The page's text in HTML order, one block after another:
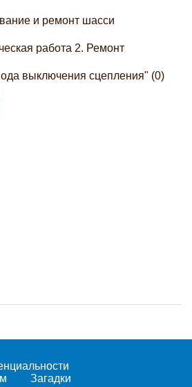
и ремонт шасси
работа 2. Ремонт
выключения сцепления" (0)
Загадки